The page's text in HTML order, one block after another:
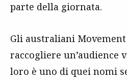
parte della giornata.
Gli australiani
raccogliere un’audience
loro è uno di quei nomi